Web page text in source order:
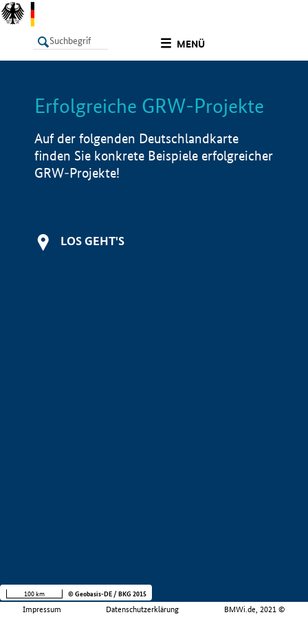
MENÜ
LISTE Info
Erfolgreiche GRW-Projekte
Auf der folgenden Deutschlandkarte
finden Sie konkrete Beispiele erfolgreicher
GRW-Projekte!
LOS GEHT'S
Impressum Datenschutzerklärung BMWi.de, 2021 ©
100 km © Geobasis-DE / BKG 2015